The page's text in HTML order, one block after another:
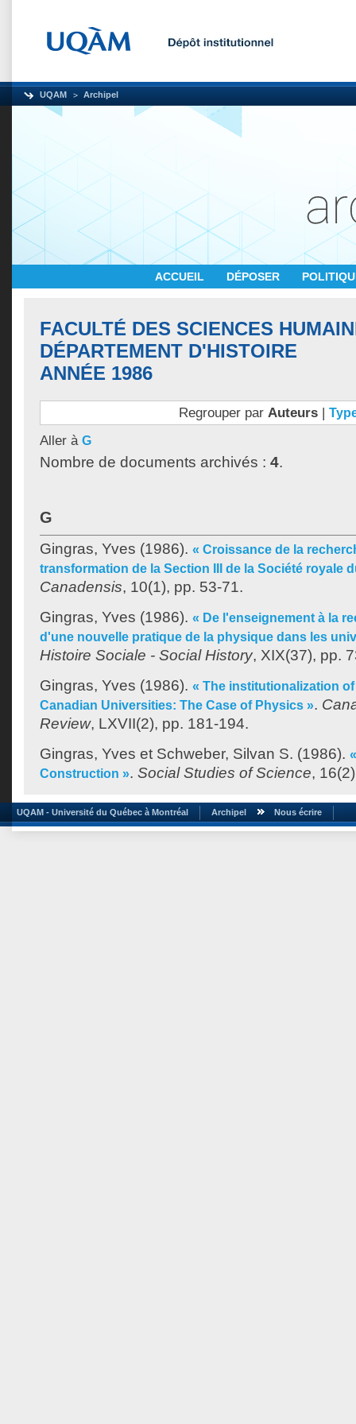
UQAM Archipel
ACCUEIL DÉPOSER
FACULTÉ DES SCIENCES
DÉPARTEMENT D'HISTOIRE
ANNÉE 1986
Regrouper par Auteurs|
Aller à G
Nombre de documents archivés : 4.
G
Gingras, Yves (1986). « Croissance de la
transformation de la Section III de la Société royale
Canadensis, 10(1), pp. 53-71.
Gingras, Yves (1986). « De l'enseignement à la
d'une nouvelle pratique de la physique dans les
Histoire Sociale - Social History, XIX(37), pp.
Gingras, Yves (1986). « The institutionalization
Canadian Universities: The Case of Physics ».
Review, LXVII(2), pp. 181-194.
Gingras, Yves et Schweber, Silvan S. (1986).
Construction ». Social Studies of Science,
UQAM - Université du Québec à Montréal Archipel Nous écrire